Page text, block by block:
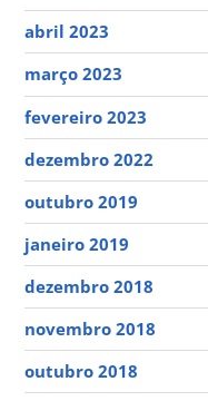
abril 2023
março 2023
fevereiro 2023
dezembro 2022
outubro 2019
janeiro 2019
dezembro 2018
novembro 2018
outubro 2018